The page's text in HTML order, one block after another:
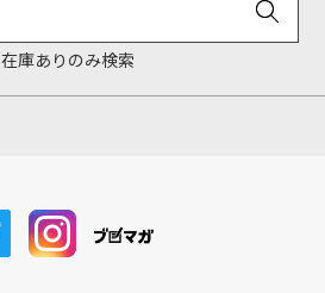
在庫ありのみ検索